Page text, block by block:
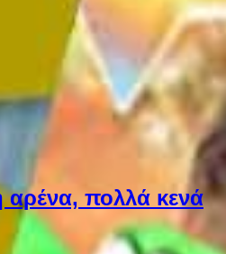
πολλά κενά